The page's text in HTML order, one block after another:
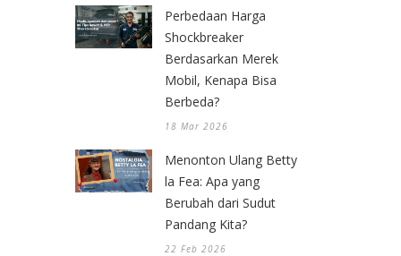
Perbedaan Harga
Shockbreaker
Berdasarkan Merek
Mobil, Kenapa Bisa
Berbeda?
18 Mar 2026
Menonton Ulang Betty
la Fea: Apa yang
Berubah dari Sudut
Pandang Kita?
22 Feb 2026